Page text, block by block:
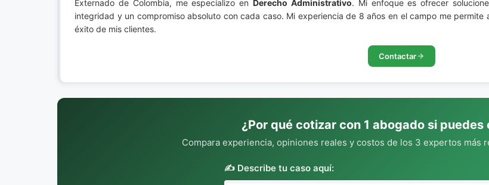
Externado de Colombia, me especializo en Derecho Administrativo. Mi enfoque es ofrecer
integridad y un compromiso absoluto con cada caso. Mi experiencia de 8 años en el campo me
éxito de mis clientes.
Contactar
¿Por qué cotizar con 1 abogado si puedes
Compara experiencia, opiniones reales y costos de los 3 expertos más
✍️ Describe tu caso aquí: